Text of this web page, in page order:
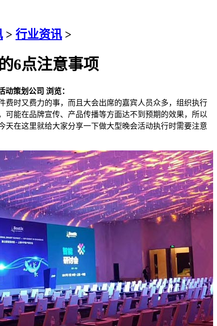
> 行业资讯>
6点注意事项
动策划公司 浏览：
时又费力的事，而且大会出席的嘉宾人员众多，组织执行
可能在品牌宣传、产品传播等方面达不到预期的效果，所以
天在这里就给大家分享一下做大型晚会活动执行时需要注意